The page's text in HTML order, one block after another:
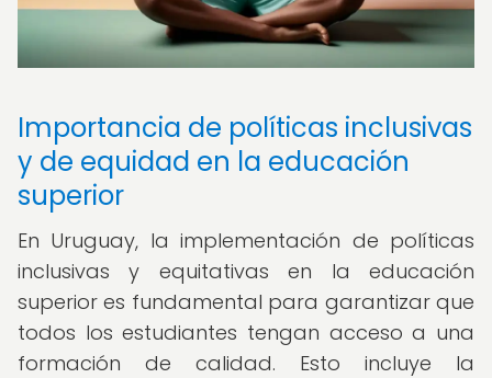
Importancia de políticas inclusivas
y de equidad en la educación
superior
En Uruguay, la implementación de políticas
inclusivas y equitativas en la educación
superior es fundamental para garantizar que
todos los estudiantes tengan acceso a una
formación de calidad. Esto incluye la